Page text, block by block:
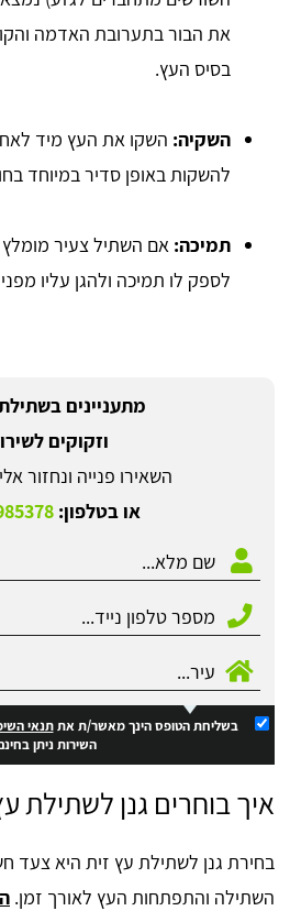
את הבור בתערובת האדמה
בסיס העץ.
השקיה: השקו את העץ מיד
להשקות באופן סדיר במיוחד
תמיכה: אם השתיל צעיר
לספק לו תמיכה ולהגן עליו
מתעניינים
וזקוקים
השאירו פנייה ונחזור
או בטלפון:
בשליחת הטופס הינך מאשר/ת אתתנאי
השירות ניתן
איך בוחרים גנן לשתילת
בחירת גנן לשתילת עץ זית היא
השתילה והתפתחות העץ לאורך זמן.